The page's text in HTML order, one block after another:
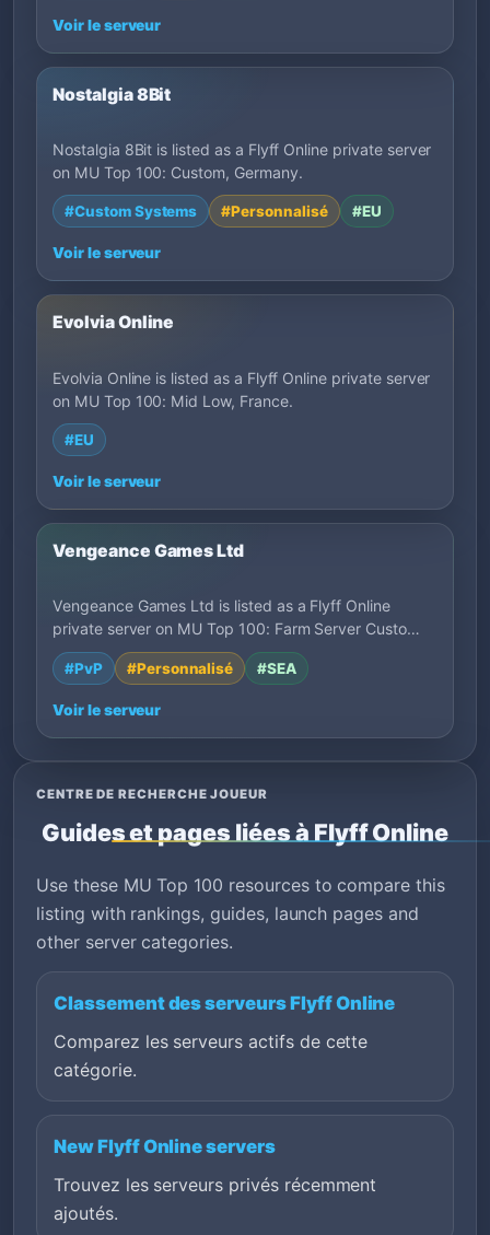
Voir le serveur
Nostalgia 8Bit
Nostalgia 8Bit is listed as a Flyff Online private server
on MU Top 100: Custom, Germany.
#Custom Systems #Personnalisé #EU
Voir le serveur
Evolvia Online
Evolvia Online is listed as a Flyff Online private server
on MU Top 100: Mid Low, France.
#EU
Voir le serveur
Vengeance Games Ltd
Vengeance Games Ltd is listed as a Flyff Online
private server on MU Top 100: Farm Server Custo…
#PvP #Personnalisé #SEA
Voir le serveur
CENTRE DE RECHERCHE JOUEUR
Guides et pages liées à Flyff Online
Use these MU Top 100 resources to compare this
listing with rankings, guides, launch pages and
other server categories.
Classement des serveurs Flyff Online
Comparez les serveurs actifs de cette
catégorie.
New Flyff Online servers
Trouvez les serveurs privés récemment
ajoutés.